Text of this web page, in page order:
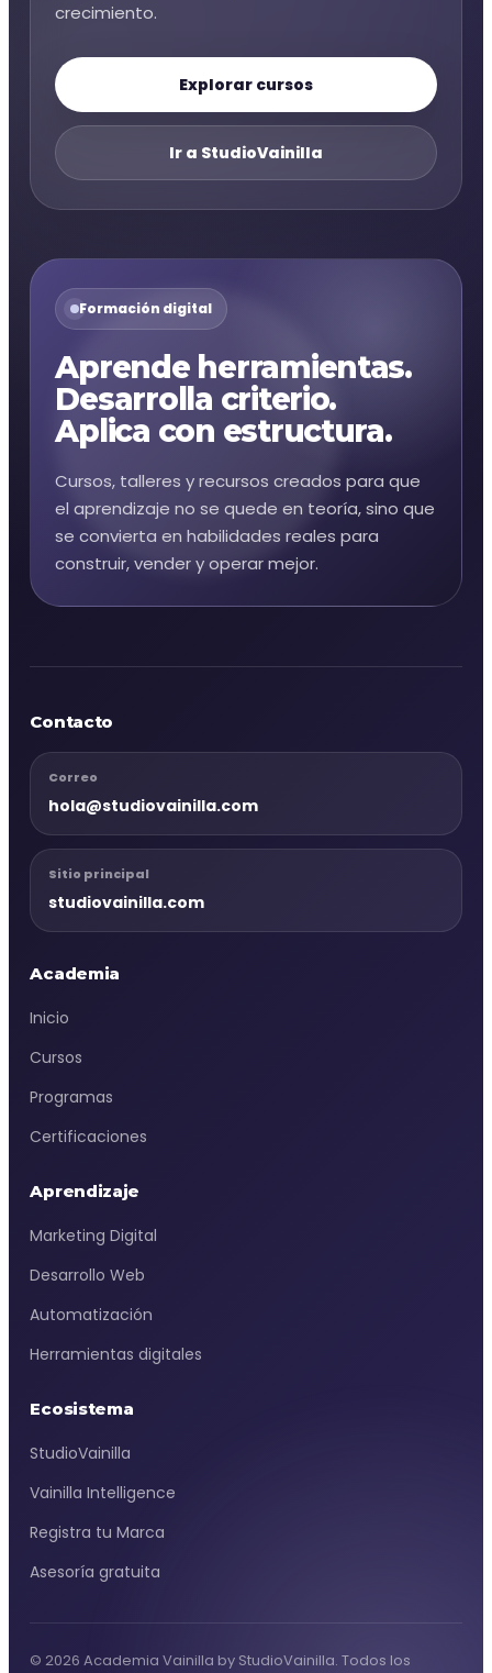
crecimiento.
Explorar cursos
Ir a StudioVainilla
Formación digital
Aprende herramientas.
Desarrolla criterio.
Aplica con estructura.
Cursos, talleres y recursos creados para que
el aprendizaje no se quede en teoría, sino que
se convierta en habilidades reales para
construir, vender y operar mejor.
Contacto
Correo
hola@studiovainilla.com
Sitio principal
studiovainilla.com
Academia
Inicio
Cursos
Programas
Certificaciones
Aprendizaje
Marketing Digital
Desarrollo Web
Automatización
Herramientas digitales
Ecosistema
StudioVainilla
Vainilla Intelligence
Registra tu Marca
Asesoría gratuita
© 2026 Academia Vainilla by StudioVainilla. Todos los